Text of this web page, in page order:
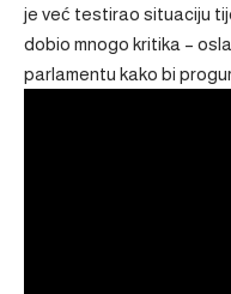
je već testirao situaciju
dobio mnogo kritika –
parlamentu kako bi